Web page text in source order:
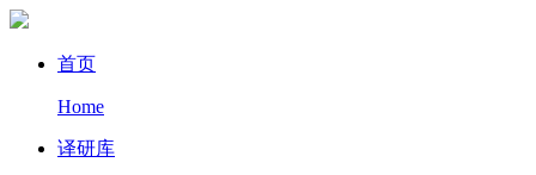
首页
Home
译研库